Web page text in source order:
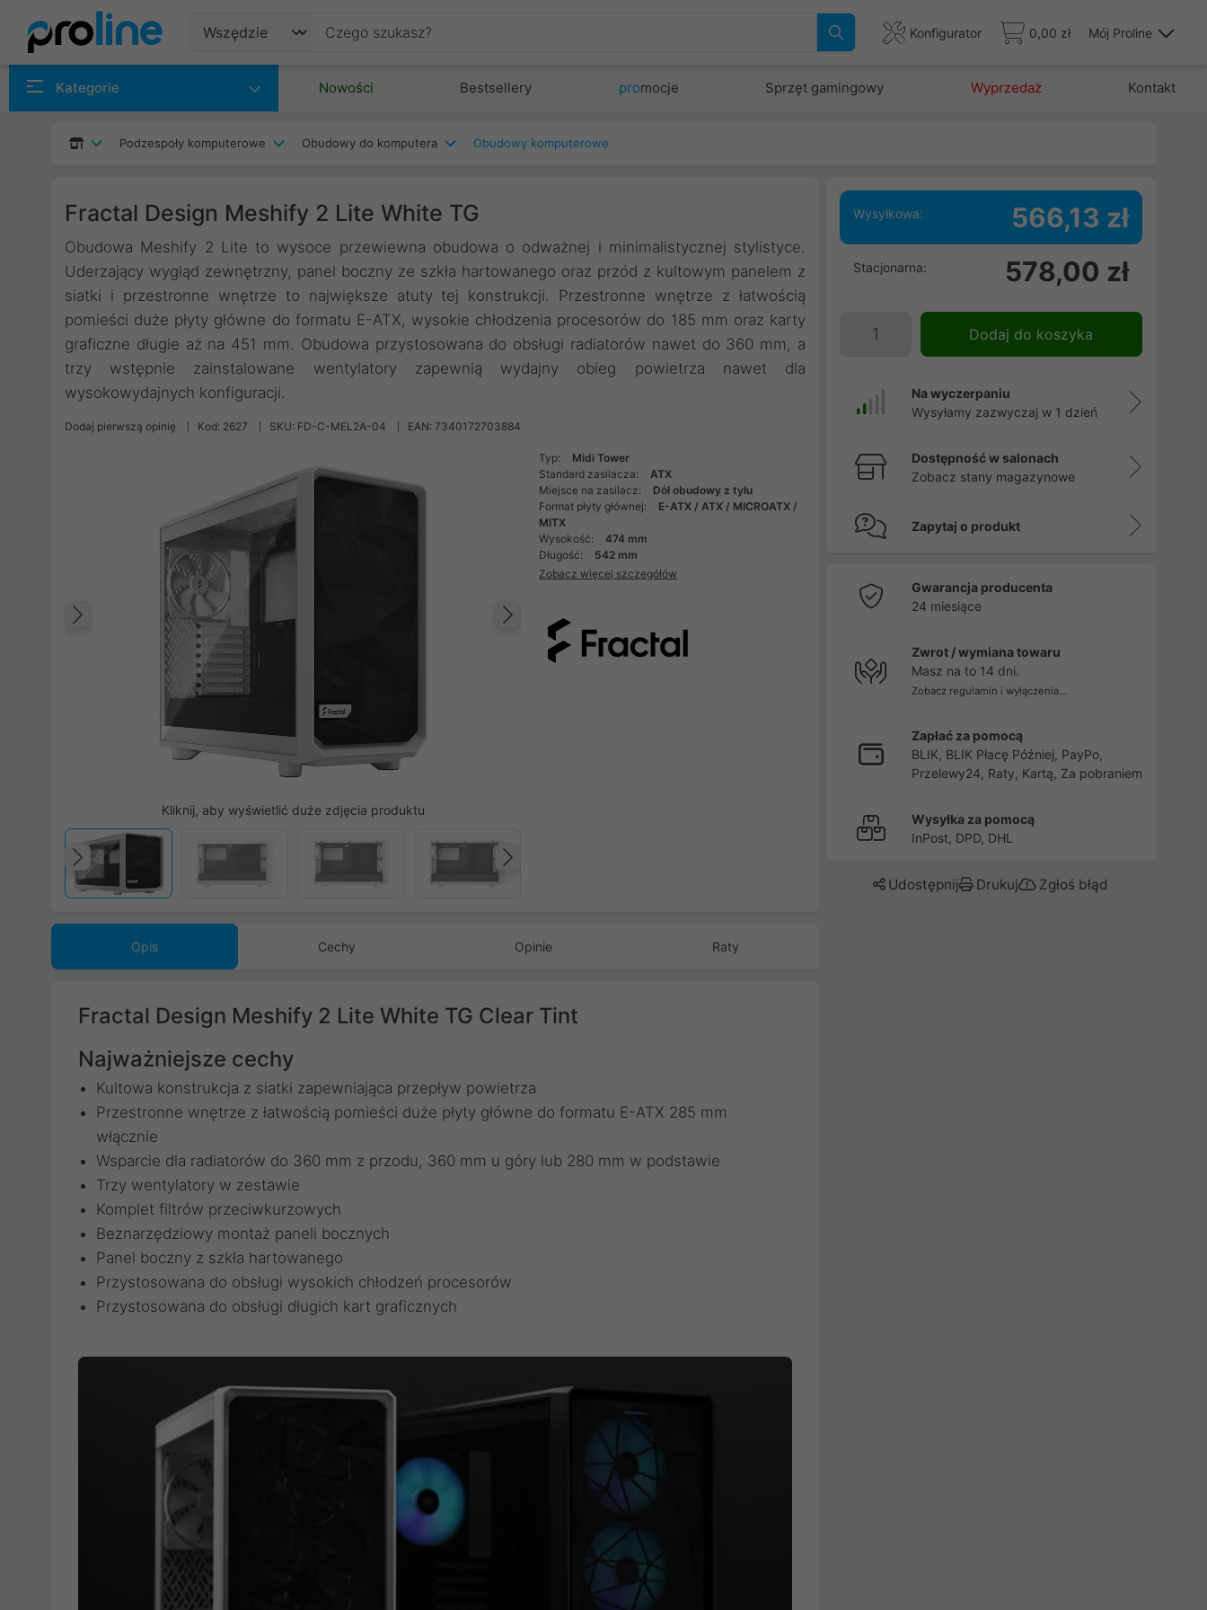
Konfigurator 0,00 zł Mój Proline
Kategorie Nowości Bestsellery promocje Sprzęt gamingowy Wyprzedaż Kontakt
Podzespoły komputerowe Obudowy do komputera Obudowy komputerowe
Fractal Design Meshify 2 Lite White TG
Obudowa Meshify 2 Lite to wysoce przewiewna obudowa o odważnej i minimalistycznej stylistyce.
Uderzający wygląd zewnętrzny, panel boczny ze szkła hartowanego oraz przód z kultowym panelem z
siatki i przestronne wnętrze to największe atuty tej konstrukcji. Przestronne wnętrze z łatwością
pomieści duże płyty główne do formatu E-ATX, wysokie chłodzenia procesorów do 185 mm oraz karty
graficzne długie aż na 451 mm. Obudowa przystosowana do obsługi radiatorów nawet do 360 mm, a
trzy wstępnie zainstalowane wentylatory zapewnią wydajny obieg powietrza nawet dla
wysokowydajnych konfiguracji.
Dodaj pierwszą opinię Kod: 2627 SKU: FD-C-MEL2A-04 EAN: 7340172703884
Następny
Poprzedni
Kliknij, aby wyświetlić duże zdjęcia produktu
Poprzedni
Typ:
Midi Tower
Standard zasilacza:
ATX
Miejsce na zasilacz:
Dół obudowy z tyłu
Format płyty głównej:
E-ATX / ATX / MICROATX /
MITX
Wysokość:
474 mm
Długość:
542 mm
Zobacz więcej szczegółów
Opis Cechy Opinie Raty
Fractal Design Meshify 2 Lite White TG Clear Tint
Najważniejsze cechy
Kultowa konstrukcja z siatki zapewniająca przepływ powietrza
Przestronne wnętrze z łatwością pomieści duże płyty główne do formatu E-ATX 285 mm
włącznie
Wsparcie dla radiatorów do 360 mm z przodu, 360 mm u góry lub 280 mm w podstawie
Trzy wentylatory w zestawie
Komplet filtrów przeciwkurzowych
Beznarzędziowy montaż paneli bocznych
Panel boczny z szkła hartowanego
Przystosowana do obsługi wysokich chłodzeń procesorów
Przystosowana do obsługi długich kart graficznych
Wysyłkowa: 566,13 zł
Stacjonarna: 578,00 zł
Dodaj do koszyka
Na wyczerpaniu
Wysyłamy zazwyczaj w 1 dzień
Dostępność w salonach
Zobacz stany magazynowe
Zapytaj o produkt
Gwarancja producenta
24 miesiące
Zwrot / wymiana towaru
Masz na to 14 dni.
Zobacz regulamin i wyłączenia...
Zapłać za pomocą
BLIK, BLIK Płacę Później, PayPo,
Przelewy24, Raty, Kartą, Za pobraniem
Wysyłka za pomocą
InPost, DPD, DHL
Udostępnij Drukuj Zgłoś błąd